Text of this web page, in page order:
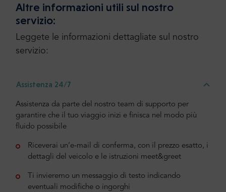
Altre informazioni utili sul nostro
servizio:
Leggete le informazioni dettagliate sul nostro
servizio:
Assistenza 24/7
Assistenza da parte del nostro team di supporto per
garantire che il tuo viaggio inizi e finisca nel modo più
fluido possibile
Riceverai un’e-mail di conferma, con il prezzo esatto, i
dettagli del veicolo e le istruzioni meet&greet
Ti invieremo un messaggio di testo indicando
eventuali modifiche o ingorghi